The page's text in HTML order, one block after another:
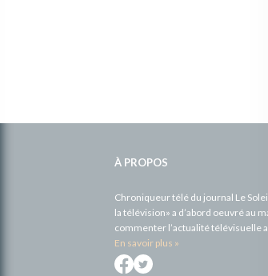
À PROPOS
Chroniqueur télé du journal Le
la télévision» a d’abord oeuvré au
commenter l’actualité télévisuelle
En savoir plus »